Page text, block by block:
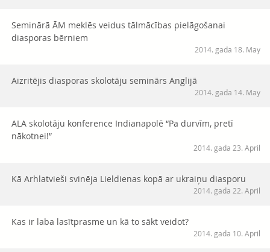
Seminārā ĀM meklēs veidus tālmācības pielāgošanai
diasporas bērniem
2014. gada 18. May
Aizritējis diasporas skolotāju seminārs Anglijā
2014. gada 14. May
ALA skolotāju konference Indianapolē “Pa durvīm, pretī
nākotnei!”
2014. gada 23. April
Kā Arhlatvieši svinēja Lieldienas kopā ar ukraiņu diasporu
2014. gada 22. April
Kas ir laba lasītprasme un kā to sākt veidot?
2014. gada 10. April